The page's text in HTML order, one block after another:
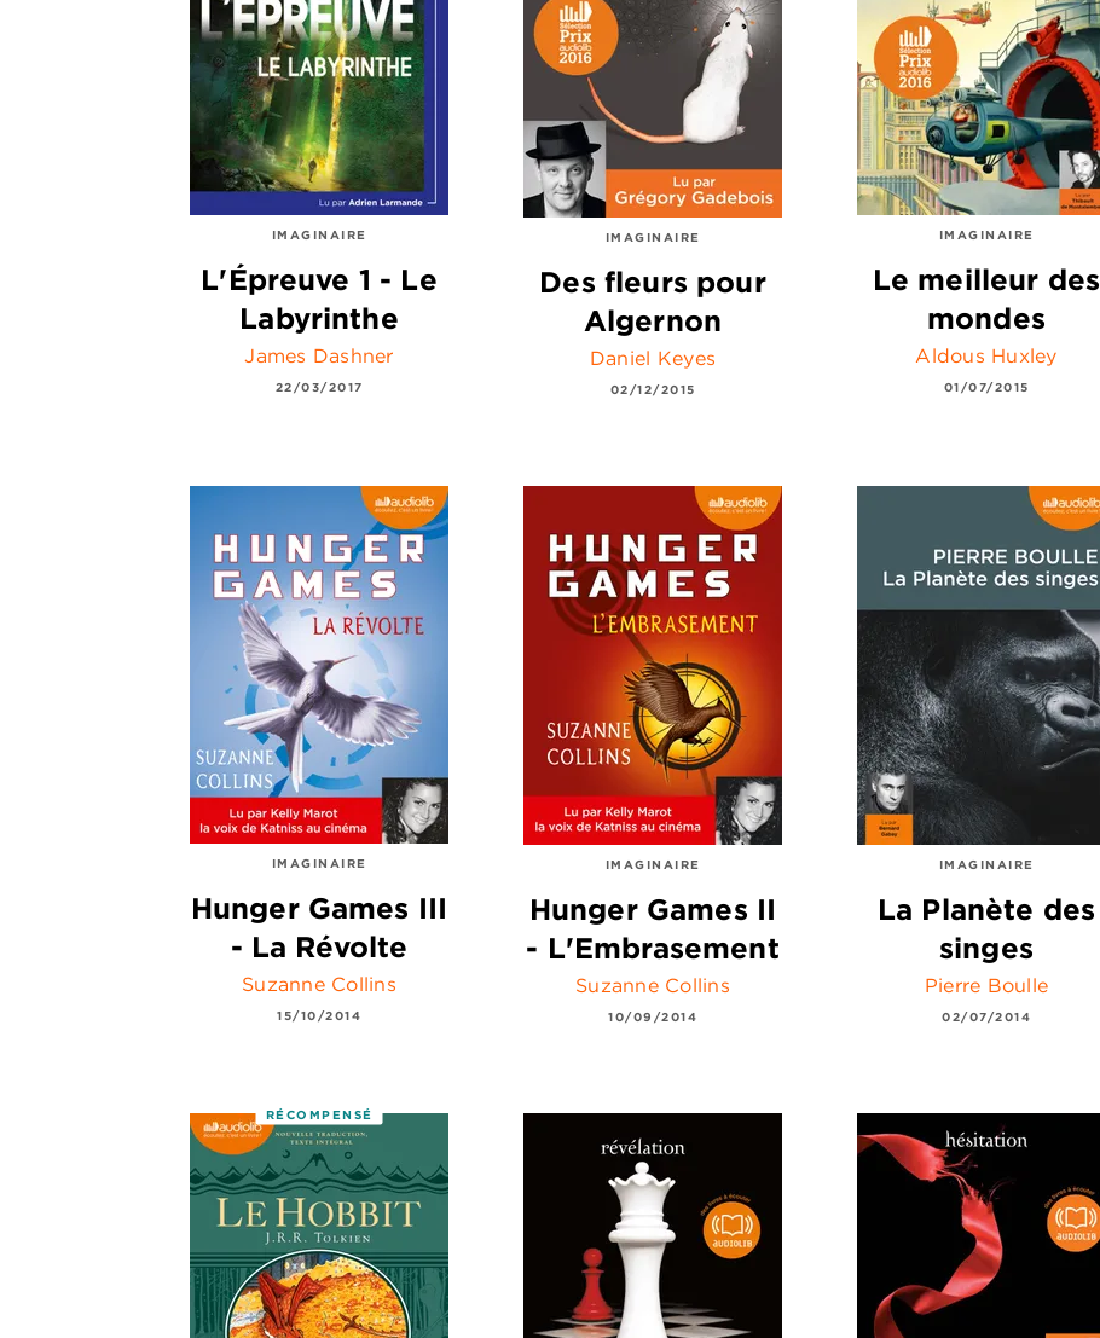
IMAGINAIRE
L'Épreuve 1 - Le
Labyrinthe
James Dashner
22/03/2017
IMAGINAIRE
Des fleurs pour
Algernon
Daniel Keyes
02/12/2015
IMAGINAIRE
Le meilleur des
mondes
Aldous Huxley
01/07/2015
IMAGINAIRE
Hunger Games III
- La Révolte
Suzanne Collins
15/10/2014
IMAGINAIRE
Hunger Games II
- L'Embrasement
Suzanne Collins
10/09/2014
IMAGINAIRE
La Planète des
singes
Pierre Boulle
02/07/2014
RÉCOMPENSÉ